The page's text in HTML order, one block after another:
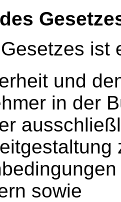
ist
und
in der
sowie